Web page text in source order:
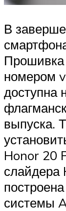
В
Прошивка
номером
доступна
выпуска.
Honor 20
слайдера
системы